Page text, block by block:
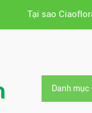
Tại sao
Danh mục